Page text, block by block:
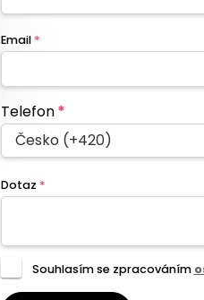
Email *
Telefon*
Česko (+420)
Dotaz *
Souhlasím se zpracováním